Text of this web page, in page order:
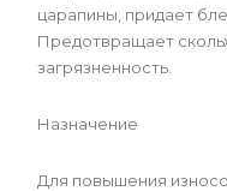
царапины, придает
Предотвращает
загрязненность.
Назначение
Для повышения